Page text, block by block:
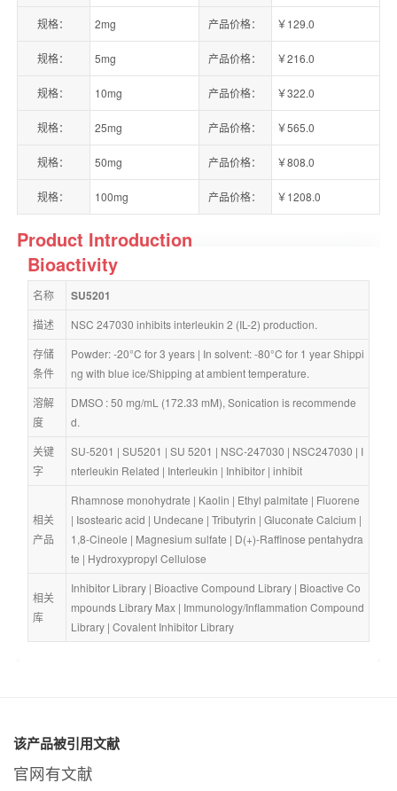
规格： 2mg 产品价格： ￥129.0
规格： 5mg 产品价格： ￥216.0
规格： 10mg 产品价格： ￥322.0
规格： 25mg 产品价格： ￥565.0
规格： 50mg 产品价格： ￥808.0
规格： 100mg 产品价格： ￥1208.0
Product Introduction
Bioactivity
名称 SU5201
描述
NSC 247030 inhibits interleukin 2 (IL-2) production.
存储
条件
Powder: -20°C for 3 years | In solvent: -80°C for 1 year Shippi
ng with blue ice/Shipping at ambient temperature.
溶解
度
DMSO : 50 mg/mL (172.33 mM), Sonication is recommende
d.
关键
字
SU-5201 | SU5201 | SU 5201 | NSC-247030 | NSC247030 | I
nterleukin Related | Interleukin | Inhibitor | inhibit
相关
产品
Rhamnose monohydrate | Kaolin | Ethyl palmitate | Fluorene
| Isostearic acid | Undecane | Tributyrin | Gluconate Calcium
1,8-Cineole | Magnesium sulfate | D(+)-Raffinose pentahydra
te | Hydroxypropyl Cellulose
相关
库
Inhibitor Library | Bioactive Compound Library | Bioactive Co
mpounds Library Max | Immunology/Inflammation Compound
Library | Covalent Inhibitor Library
该产品被引用文献
官网有文献